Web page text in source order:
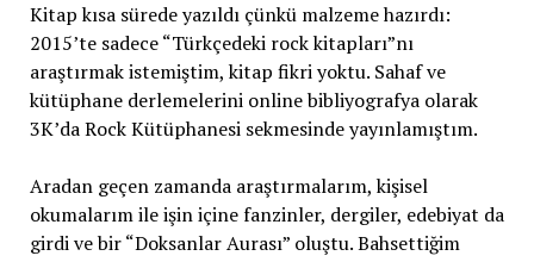
Kitap kısa sürede yazıldı çünkü malzeme hazırdı:
2015’te sadece “Türkçedeki rock kitapları”nı
araştırmak istemiştim, kitap fikri yoktu. Sahaf ve
kütüphane derlemelerini online bibliyografya olarak
3K’da Rock Kütüphanesi sekmesinde yayınlamıştım.
Aradan geçen zamanda araştırmalarım, kişisel
okumalarım ile işin içine fanzinler, dergiler, edebiyat da
girdi ve bir “Doksanlar Aurası” oluştu. Bahsettiğim